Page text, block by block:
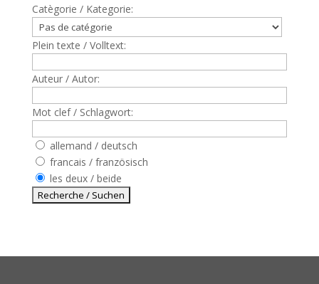
Catègorie / Kategorie:
Plein texte / Volltext:
Auteur / Autor:
Mot clef / Schlagwort:
allemand / deutsch
francais / französisch
les deux / beide